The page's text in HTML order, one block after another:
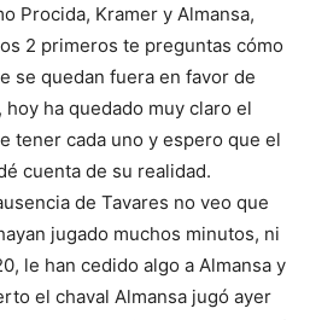
Procida, Kramer y Almansa,
2 primeros te preguntas cómo
se quedan fuera en favor de
ha quedado muy claro el
tener cada uno y espero que el
cuenta de su realidad.
de Tavares no veo que
jugado muchos minutos, ni
le han cedido algo a Almansa y
el chaval Almansa jugó ayer